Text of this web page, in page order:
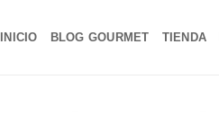
INICIO BLOG GOURMET TIENDA